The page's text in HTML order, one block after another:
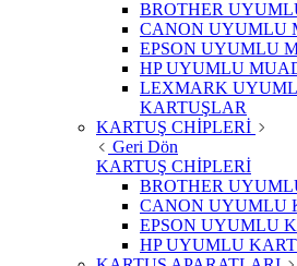
BROTHER
CANON UYUMLU
EPSON UYUMLU
HP UYUMLU
LEXMARK
KARTUŞLAR
KARTUŞ CHİPLERİ
Geri Dön
KARTUŞ CHİPLERİ
BROTHER
CANON UYUMLU
EPSON UYUMLU
HP UYUMLU